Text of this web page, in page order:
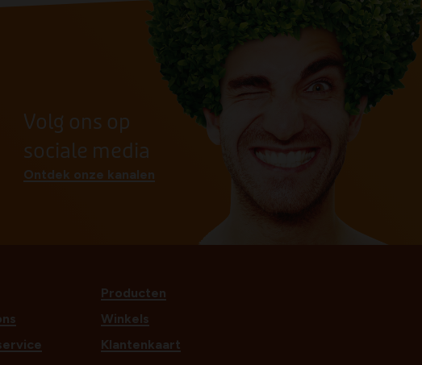
Volg ons op
sociale media
Ontdek onze kanalen
Producten
Winkels
Klantenkaart